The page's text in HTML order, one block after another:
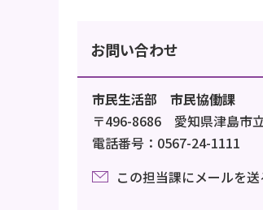
お問い合わせ
市民生活部 市民協働課
〒496-8686 愛知県津島市
電話番号：0567-24-1111
この担当課にメールを送